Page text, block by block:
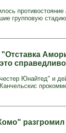
групповую
Юнайтед" и